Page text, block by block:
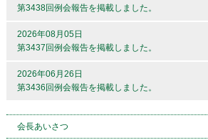
第3438回例会報告を掲載しました。
2026年08月05日
第3437回例会報告を掲載しました。
2026年06月26日
第3436回例会報告を掲載しました。
会長あいさつ